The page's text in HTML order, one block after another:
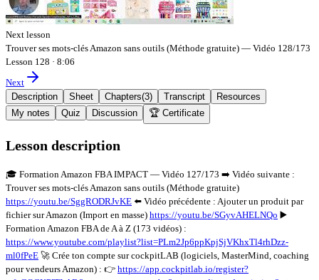
Next lesson
Trouver ses mots-clés Amazon sans outils (Méthode gratuite) — Vidéo 128/173
Lesson 128 · 8:06
Next
Description
Sheet Chapters(3) Transcript
Resources
My notes
Quiz Discussion 🏆 Certificate
Lesson description
🎓 Formation Amazon FBA IMPACT — Vidéo 127/173 ➡️ Vidéo suivante :
Trouver ses mots-clés Amazon sans outils (Méthode gratuite)
https://youtu.be/SggRODRJvKE ⬅️ Vidéo précédente : Ajouter un produit par
fichier sur Amazon (Import en masse) https://youtu.be/SGyvAHELNQo ▶️
Formation Amazon FBA de A à Z (173 vidéos) :
https://www.youtube.com/playlist?list=PLm2Jp6ppKpjSjVKhxTl4rhDzz-
ml0fPeE 🚀 Crée ton compte sur cockpitLAB (logiciels, MasterMind, coaching
pour vendeurs Amazon) : 👉 https://app.cockpitlab.io/register?